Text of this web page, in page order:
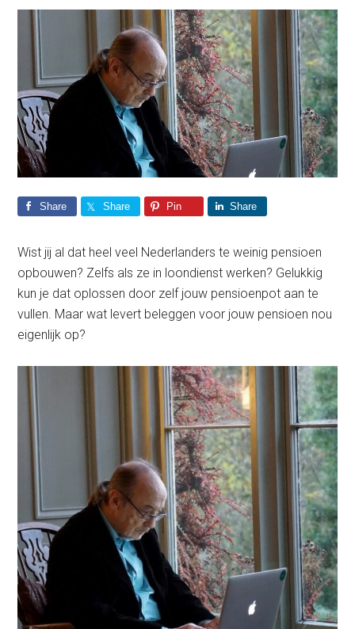
Share Share Pin Share
Wist jij al dat heel veel Nederlanders te weinig pensioen
opbouwen? Zelfs als ze in loondienst werken? Gelukkig
kun je dat oplossen door zelf jouw pensioenpot aan te
vullen. Maar wat levert beleggen voor jouw pensioen nou
eigenlijk op?